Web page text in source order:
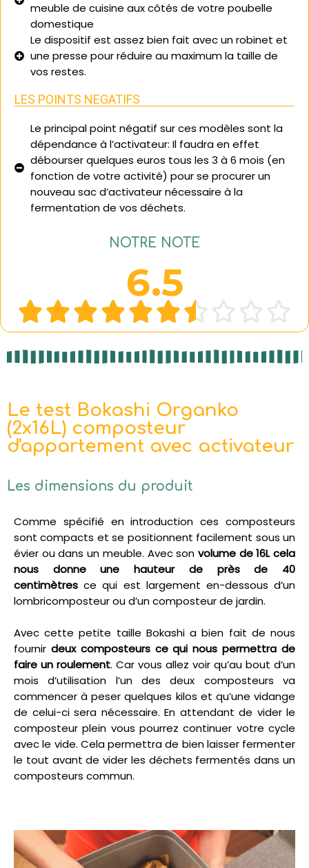
meuble de cuisine aux côtés de votre poubelle
domestique
Le dispositif est assez bien fait avec un robinet et
une presse pour réduire au maximum la taille de
vos restes.
LES POINTS NEGATIFS
Le principal point négatif sur ces modèles sont la
dépendance à l’activateur: Il faudra en effet
débourser quelques euros tous les 3 à 6 mois (en
fonction de votre activité) pour se procurer un
nouveau sac d’activateur nécessaire à la
fermentation de vos déchets.
NOTRE NOTE
6.5
   
Le test Bokashi Organko
(2x16L) composteur
d'appartement avec activateur
Les dimensions du produit
Comme spécifié en introduction ces composteurs
sont compacts et se positionnent facilement sous un
évier ou dans un meuble. Avec son volume de 16L cela
nous donne une hauteur de près de 40
centimètres ce qui est largement en-dessous d’un
lombricomposteur ou d’un composteur de jardin.
Avec cette petite taille Bokashi a bien fait de nous
fournir deux composteurs ce qui nous permettra de
faire un roulement. Car vous allez voir qu’au bout d’un
mois d’utilisation l’un des deux composteurs va
commencer à peser quelques kilos et qu’une vidange
de celui-ci sera nécessaire. En attendant de vider le
composteur plein vous pourrez continuer votre cycle
avec le vide. Cela permettra de bien laisser fermenter
le tout avant de vider les déchets fermentés dans un
composteurs commun.